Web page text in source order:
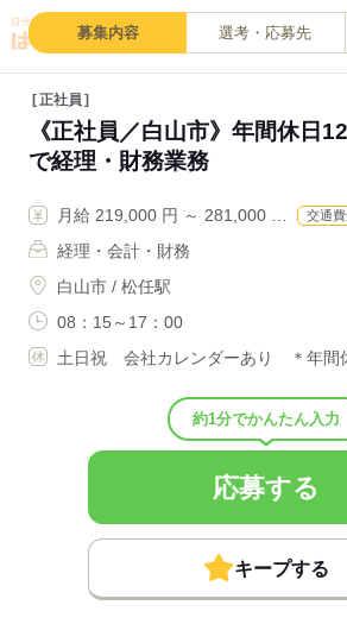
募集内容 選考・応募先
正社員
《正社員／白山市》年間休日
で経理・財務業務
月給 219,000 円 ～ 281,000 … 交通
経理・会計・財務
白山市 / 松任駅
08：15～17：00
土日祝 会社カレンダーあり ＊年間
約1分でかんたん入力
応募する
キープする